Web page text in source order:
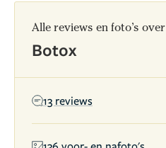
Alle reviews en foto’s over
Botox
13 reviews